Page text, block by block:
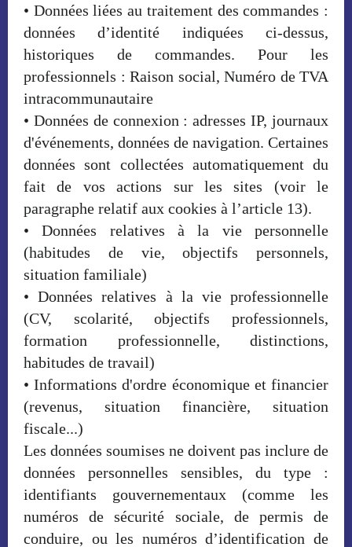
• Données liées au traitement des commandes :
données d’identité indiquées ci-dessus,
historiques de commandes. Pour les
professionnels : Raison social, Numéro de TVA
intracommunautaire
• Données de connexion : adresses IP, journaux
d'événements, données de navigation. Certaines
données sont collectées automatiquement du
fait de vos actions sur les sites (voir le
paragraphe relatif aux cookies à l’article 13).
• Données relatives à la vie personnelle
(habitudes de vie, objectifs personnels,
situation familiale)
• Données relatives à la vie professionnelle
(CV, scolarité, objectifs professionnels,
formation professionnelle, distinctions,
habitudes de travail)
• Informations d'ordre économique et financier
(revenus, situation financière, situation
fiscale...)
Les données soumises ne doivent pas inclure de
données personnelles sensibles, du type :
identifiants gouvernementaux (comme les
numéros de sécurité sociale, de permis de
conduire, ou les numéros d’identification de